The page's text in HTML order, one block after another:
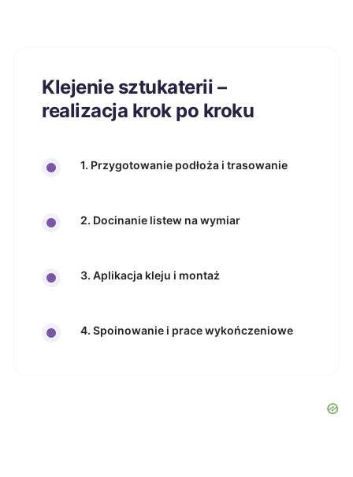
Klejenie sztukaterii –
realizacja krok po kroku
1. Przygotowanie podłoża i trasowanie
2. Docinanie listew na wymiar
3. Aplikacja kleju i montaż
4. Spoinowanie i prace wykończeniowe